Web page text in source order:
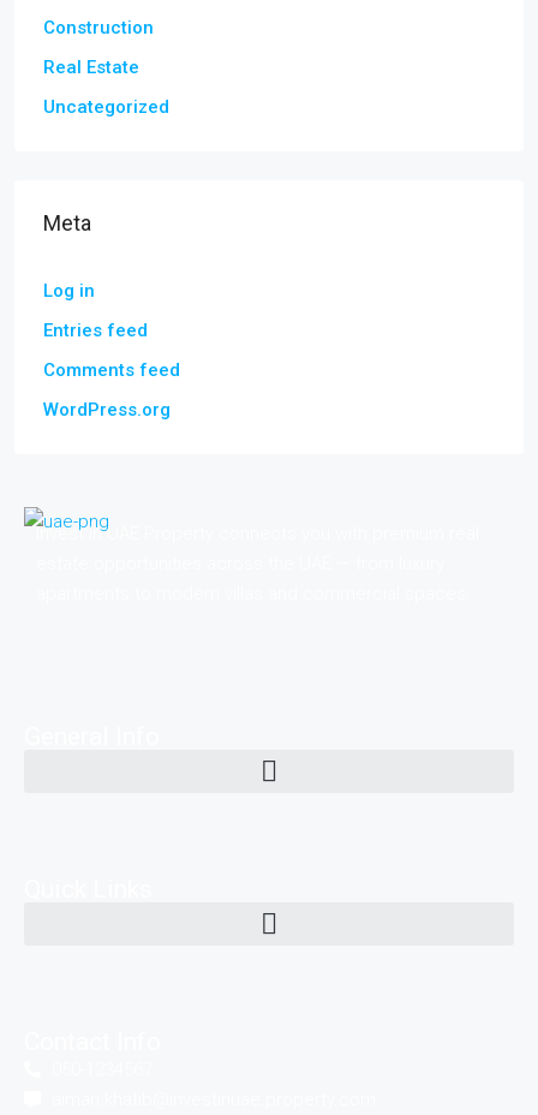
Construction
Real Estate
Uncategorized
Meta
Log in
Entries feed
Comments feed
WordPress.org
Invest in UAE Property connects you with premium real